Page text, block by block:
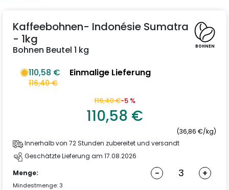
BOHNEN
Kaffeebohnen- Indonésie Sumatra
- 1kg
Bohnen Beutel 1 kg
110,58 €
116,40 €
Einmalige Lieferung
116,40 €-5 %
110,58 €
(36,86 €/kg)
Innerhalb von 72 Stunden zubereitet und versandt
Geschätzte Lieferung am 17.08.2026
Menge:
- +
Mindestmenge: 3